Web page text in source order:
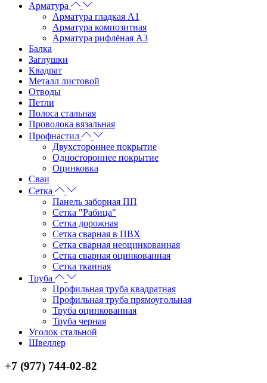
Арматура
Арматура гладкая А1
Арматура композитная
Арматура рифлёная А3
Балка
Заглушки
Квадрат
Металл листовой
Отводы
Петли
Полоса стальная
Проволока вязальная
Профнастил
Двухстороннее покрытие
Одностороннее покрытие
Оцинковка
Сваи
Сетка
Панель заборная ПП
Сетка "Рабица"
Сетка дорожная
Сетка сварная в ПВХ
Сетка сварная неоцинкованная
Сетка сварная оцинкованная
Сетка тканная
Труба
Профильная труба квадратная
Профильная труба прямоугольная
Труба оцинкованная
Труба черная
Уголок стальной
Швеллер
+7 (977) 744-02-82